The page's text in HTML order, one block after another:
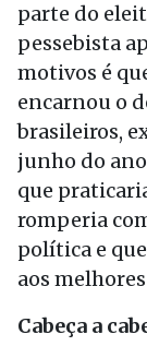
parte do
pessebista
motivos é
encarnou o
brasileiros,
junho do
que
romperia
política e
aos
Cabeça a